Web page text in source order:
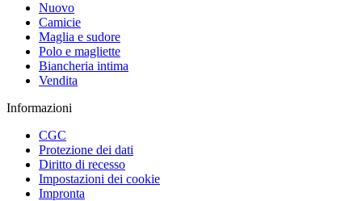
Nuovo
Camicie
Maglia e sudore
Polo e magliette
Biancheria intima
Vendita
Informazioni
CGC
Protezione dei dati
Diritto di recesso
Impostazioni dei cookie
Impronta